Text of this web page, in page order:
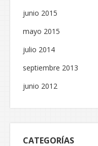
junio 2015
mayo 2015
julio 2014
septiembre 2013
junio 2012
CATEGORÍAS